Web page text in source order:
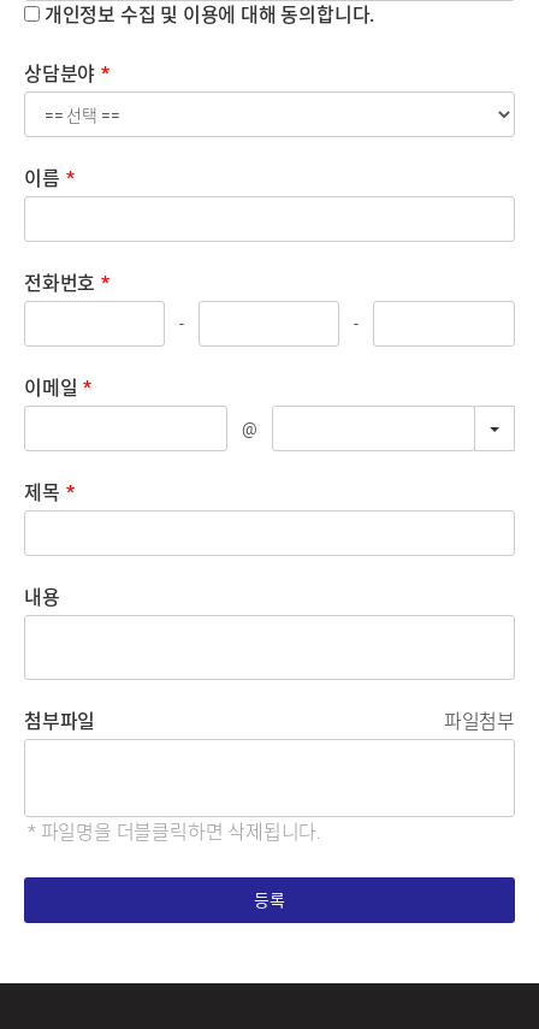
개인정보 수집 및 이용에 대해 동의합니다.
상담분야 *
이름 *
전화번호 *
- -
이메일 *
@
제목 *
내용
첨부파일 파일첨부
* 파일명을 더블클릭하면 삭제됩니다.
등록